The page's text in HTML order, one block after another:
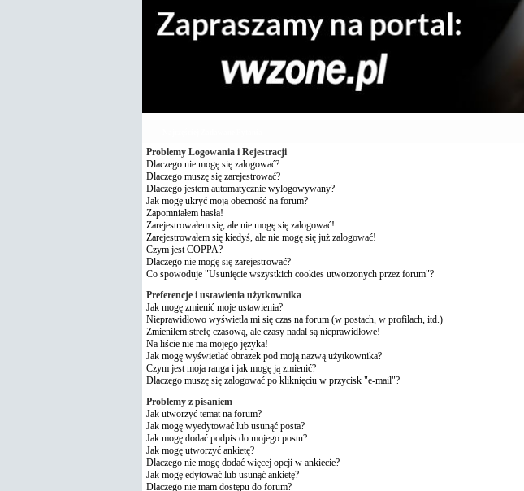
Problemy Logowania i Rejestracji
Dlaczego nie mogę się zalogować?
Dlaczego muszę się zarejestrować?
Dlaczego jestem automatycznie wylogowywany?
Jak mogę ukryć moją obecność na forum?
Zapomniałem hasła!
Zarejestrowałem się, ale nie mogę się zalogować!
Zarejestrowałem się kiedyś, ale nie mogę się już zalogować!
Czym jest COPPA?
Dlaczego nie mogę się zarejestrować?
Co spowoduje "Usunięcie wszystkich cookies utworzonych przez forum"?
Preferencje i ustawienia użytkownika
Jak mogę zmienić moje ustawienia?
Nieprawidłowo wyświetla mi się czas na forum (w postach, w profilach, itd.)
Zmieniłem strefę czasową, ale czasy nadal są nieprawidłowe!
Na liście nie ma mojego języka!
Jak mogę wyświetlać obrazek pod moją nazwą użytkownika?
Czym jest moja ranga i jak mogę ją zmienić?
Dlaczego muszę się zalogować po kliknięciu w przycisk "e-mail"?
Problemy z pisaniem
Jak utworzyć temat na forum?
Jak mogę wyedytować lub usunąć posta?
Jak mogę dodać podpis do mojego postu?
Jak mogę utworzyć ankietę?
Dlaczego nie mogę dodać więcej opcji w ankiecie?
Jak mogę edytować lub usunąć ankietę?
Dlaczego nie mam dostępu do forum?